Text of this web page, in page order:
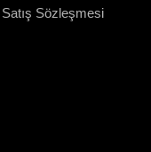
Sözleşmesi